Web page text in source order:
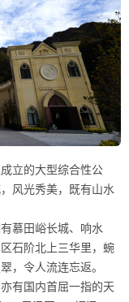
立的大型综合性公
风光秀美，既有山水
慕田峪长城、响水
石阶北上三华里，蜿
，令人流连忘返。
有国内首屈一指的天